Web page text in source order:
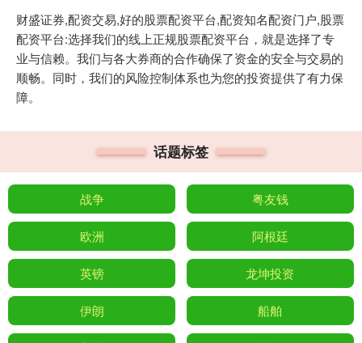
财盛证券,配资交易,好的股票配资平台,配资知名配资门户,股票
配资平台:选择我们的线上正规股票配资平台，就是选择了专
业与信赖。我们与各大券商的合作确保了资金的安全与交易的
顺畅。同时，我们的风险控制体系也为您的投资提供了有力保
障。
话题标签
战争 粤友钱
欧洲 阿根廷
英镑 龙坤投资
伊朗 船舶